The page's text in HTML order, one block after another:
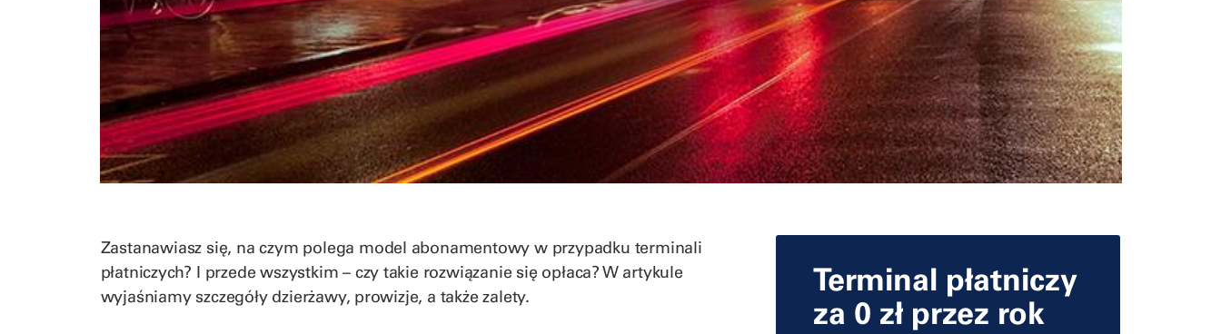
Zastanawiasz się, na czym polega model abonamentowy w przypadku terminali
płatniczych? I przede wszystkim – czy takie rozwiązanie się opłaca? W artykule
wyjaśniamy szczegóły dzierżawy, prowizje, a także zalety.
Terminal płatniczy
za 0 zł przez rok